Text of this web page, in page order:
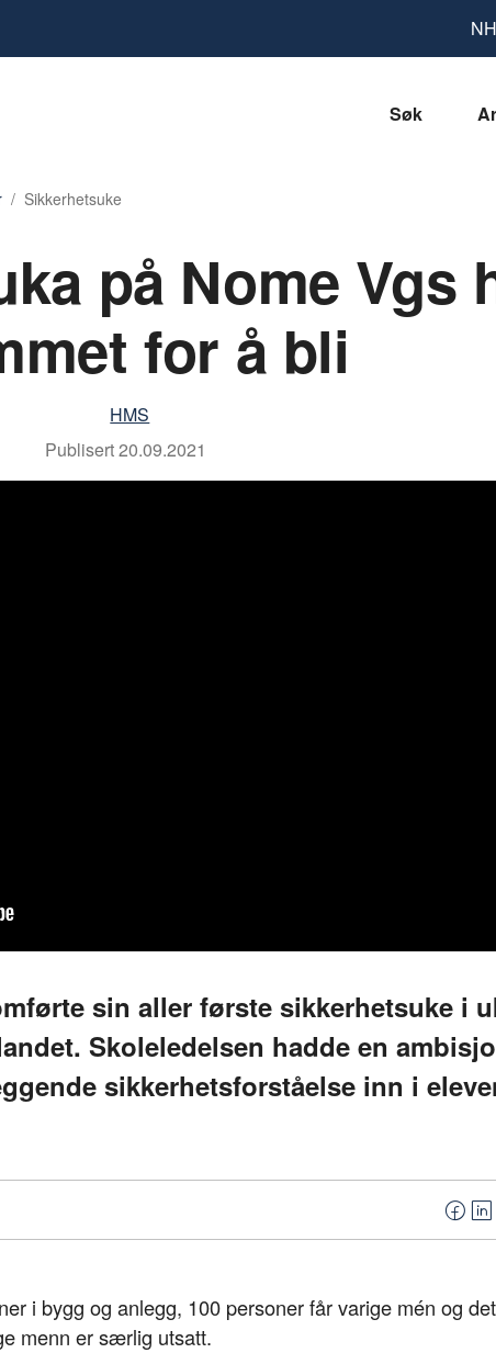
Søk
Sikkerhetsuke
på Nome Vgs
for å bli
HMS
Publisert20.09.2021
sin aller første sikkerhetsuke i
Skoleledelsen hadde en
sikkerhetsforståelse inn i
F
a
e
L
i
k
i bygg og anlegg, 100 personer får varige mén og
menn er særlig utsatt.